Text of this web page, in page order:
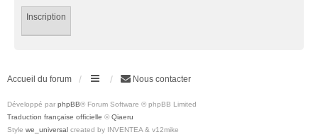
Inscription
Accueil du forum Nous contacter
Développé par phpBB® Forum Software © phpBB Limited
Traduction française officielle © Qiaeru
Style we_universal created by INVENTEA & v12mike